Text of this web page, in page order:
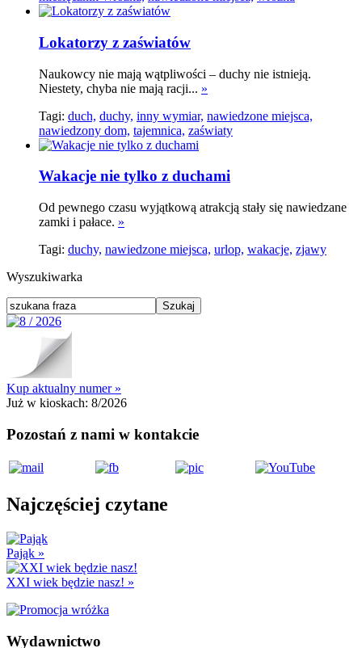
Lokatorzy z zaświatów
Naukowcy nie mają wątpliwości – duchy nie istnieją.
Niestety, chyba nie mają racji... »
Tagi: duch, duchy, inny wymiar, nawiedzone miejsca,
nawiedzony dom, tajemnica, zaświaty
Wakacje nie tylko z duchami
Od pewnego czasu wyjątkową atrakcją stały się nawiedzane
zamki i pałace. »
Tagi: duchy, nawiedzone miejsca, urlop, wakacje, zjawy
Wyszukiwarka
Kup aktualny numer »
Już w kioskach: 8/2026
Pozostań z nami w kontakcie
Najczęściej czytane
Pająk »
XXI wiek będzie nasz! »
Wydawnictwo